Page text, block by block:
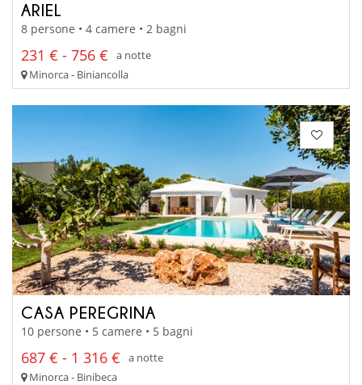
ARIEL
8 persone • 4 camere • 2 bagni
231 € - 756 €
a notte
Minorca - Biniancolla
CASA PEREGRINA
10 persone • 5 camere • 5 bagni
687 € - 1 316 €
a notte
Minorca - Binibeca